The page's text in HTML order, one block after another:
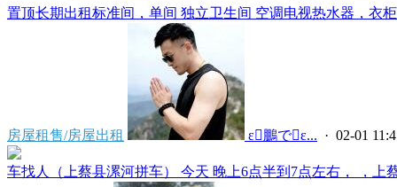
置顶长期出租标准间，单间 独立卫生间 空调电视热水器，衣
房屋租售/房屋出租  ε鵬でε... · 02-01
车找人（上蔡县漯河拼车） 今天 晚上6点半到7点左右， ，上